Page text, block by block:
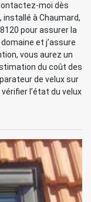
moi dès
installé à Chaumard,
pour assurer la
et j’assure
vous aurez un
du coût des
de velux sur
l’état du velux